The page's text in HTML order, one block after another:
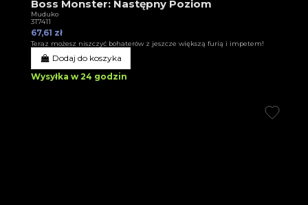
Boss Monster: Następny Poziom
Muduko
3T7411
67,61 zł
Teraz możesz niszczyć bohaterów z jeszcze większą furią i impetem!
Dodaj do koszyka
Wysyłka w 24 godzin